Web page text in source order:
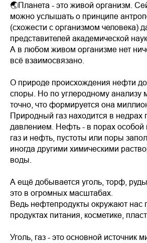
🌏Планета - это живой организм.
можно услышать о принципе
(схожести с организмом человека)
представителей академической
А в любом живом организме нет
всё взаимосвязано.
О природе происхождения нефти до
споры. Но по углеродному анализу
точно, что формируется она
Природный газ находится в
давлением. Нефть - в порах особой
газ и нефть, пустоты или поры
иногда другими химическими
воды.
А ещё добывается уголь, торф,
это в огромных масштабах.
Ведь нефтепродукты окружают нас
продуктах питания, косметике,
Уголь, газ - это основной источник